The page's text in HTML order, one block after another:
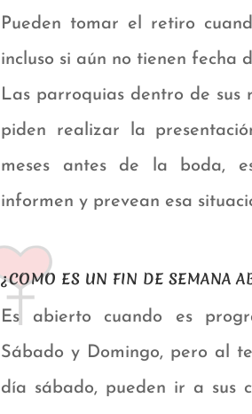
Pueden tomar el retiro
incluso si aún no tienen fecha
Las parroquias dentro de sus
piden realizar la
meses antes de la boda,
informen y prevean esa
¿COMO ES UN FIN DE SEMANA
Es abierto cuando es
Sábado y Domingo, pero al
día sábado, pueden ir a sus